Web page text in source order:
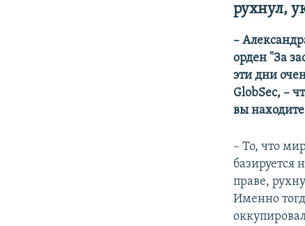
рухнул,
–
орден "За
эти дни
GlobSec, –
вы
– То, что
базируется
праве,
Именно